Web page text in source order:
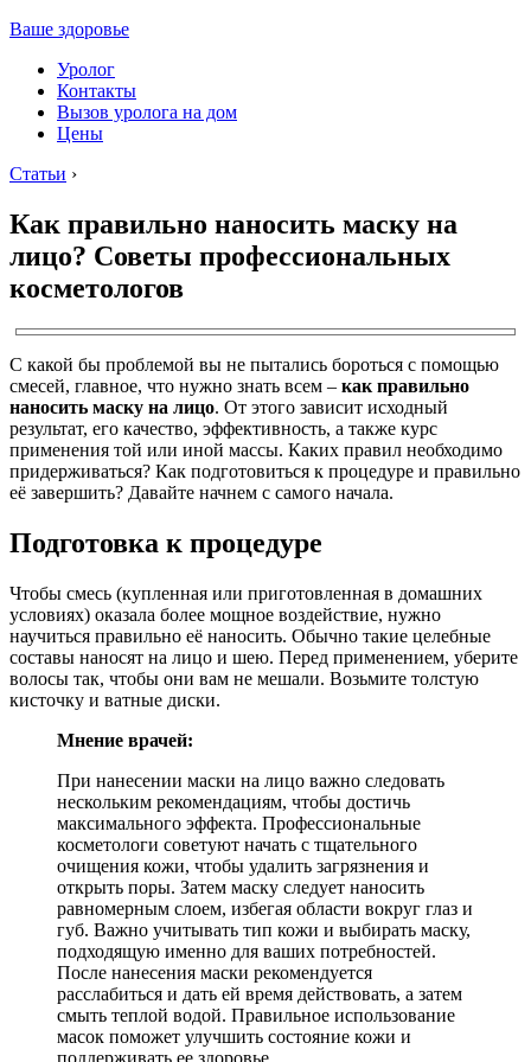
Ваше здоровье
Уролог
Контакты
Вызов уролога на дом
Цены
Статьи ›
Как правильно наносить маску на
лицо? Советы профессиональных
косметологов
С какой бы проблемой вы не пытались бороться с помощью
смесей, главное, что нужно знать всем – как правильно
наносить маску на лицо. От этого зависит исходный
результат, его качество, эффективность, а также курс
применения той или иной массы. Каких правил необходимо
придерживаться? Как подготовиться к процедуре и правильно
её завершить? Давайте начнем с самого начала.
Подготовка к процедуре
Чтобы смесь (купленная или приготовленная в домашних
условиях) оказала более мощное воздействие, нужно
научиться правильно её наносить. Обычно такие целебные
составы наносят на лицо и шею. Перед применением, уберите
волосы так, чтобы они вам не мешали. Возьмите толстую
кисточку и ватные диски.
Мнение врачей:
При нанесении маски на лицо важно следовать
нескольким рекомендациям, чтобы достичь
максимального эффекта. Профессиональные
косметологи советуют начать с тщательного
очищения кожи, чтобы удалить загрязнения и
открыть поры. Затем маску следует наносить
равномерным слоем, избегая области вокруг глаз и
губ. Важно учитывать тип кожи и выбирать маску,
подходящую именно для ваших потребностей.
После нанесения маски рекомендуется
расслабиться и дать ей время действовать, а затем
смыть теплой водой. Правильное использование
масок поможет улучшить состояние кожи и
поддерживать ее здоровье.